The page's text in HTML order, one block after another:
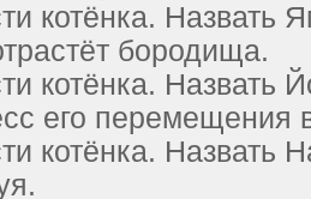
котёнка. Назвать
бородища.
котёнка. Назвать
его перемещения
котёнка. Назвать